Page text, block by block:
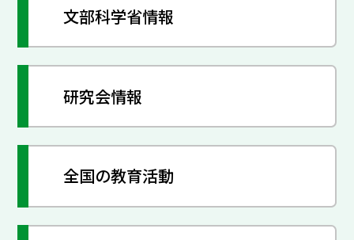
文部科学省情報
研究会情報
全国の教育活動